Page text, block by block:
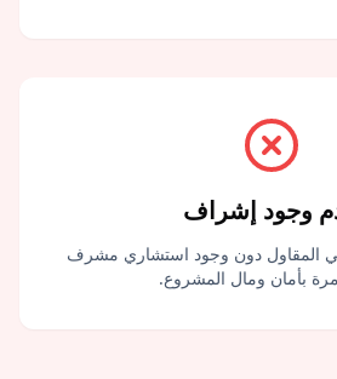
وجود إشراف
في المقاول دون وجود استشاري مشرف
بأمان ومال المشروع.